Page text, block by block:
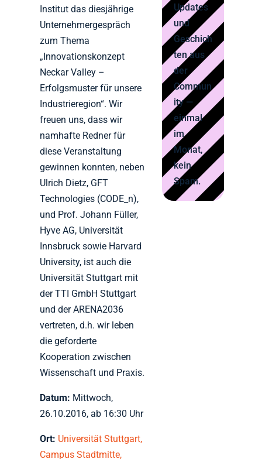
Institut das diesjährige
Unternehmergespräch
zum Thema
„Innovationskonzept
Neckar Valley –
Erfolgsmuster für unsere
Industrieregion“. Wir
freuen uns, dass wir
namhafte Redner für
diese Veranstaltung
gewinnen konnten, neben
Ulrich Dietz, GFT
Technologies (CODE_n),
und Prof. Johann Füller,
Hyve AG, Universität
Innsbruck sowie Harvard
University, ist auch die
Universität Stuttgart mit
der TTI GmbH Stuttgart
und der ARENA2036
vertreten, d.h. wir leben
die geforderte
Kooperation zwischen
Wissenschaft und Praxis.
Datum: Mittwoch,
26.10.2016, ab 16:30 Uhr
Ort: Universität Stuttgart,
Campus Stadtmitte,
Updates
und
Geschich
ten aus
der
Commun
ity —
einmal
im
Monat,
kein
Spam.